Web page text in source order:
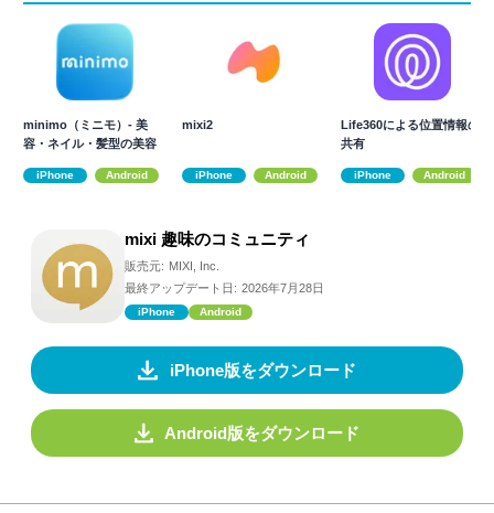
minimo（ミニモ）- 美
容・ネイル・髪型の美容
iPhone Android
mixi2
iPhone Android
Life360による位置情報の
共有
iPhone Android
mixi 趣味のコミュニティ
販売元: MIXI, Inc.
最終アップデート日: 2026年7月28日
iPhone Android
iPhone版をダウンロード
Android版をダウンロード